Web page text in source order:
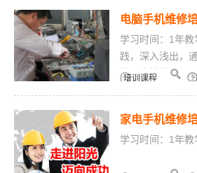
电脑手机维修培
学习时间：1年
践，深入浅出，
的、全能的...
培训课程
家电手机维修培
学习时间：1年